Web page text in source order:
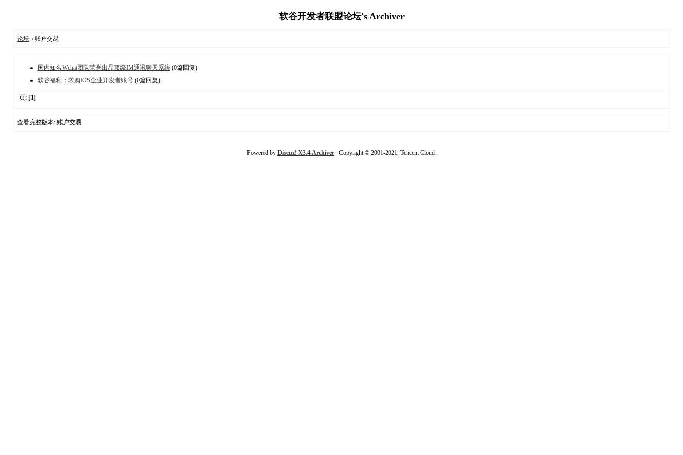
软谷开发者联盟论坛's Archiver
论坛› 账户交易
国内知名Wchat团队荣誉出品顶级IM通讯聊天系统(0篇回复)
软谷福利：求购IOS企业开发者账号(0篇回复)
页: [1]
查看完整版本: 账户交易
Powered by Discuz! X3.4 ArchiverCopyright © 2001-2021, Tencent Cloud.